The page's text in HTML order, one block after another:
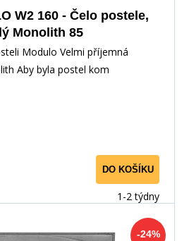
W2 160 - Čelo postele,
Monolith 85
Modulo Velmi příjemná
Aby byla postel kom
DO KOŠÍKU
1-2 týdny
-24%